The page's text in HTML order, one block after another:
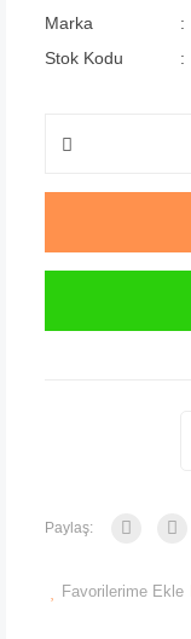
Marka
Stok Kodu
Paylaş:
Favorilerime Ekle